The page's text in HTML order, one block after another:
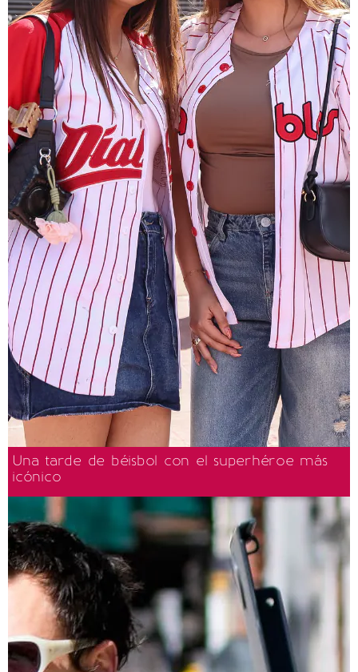
Una tarde de béisbol con el superhéroe más
icónico